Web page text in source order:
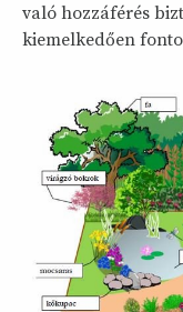
való hozzáférés
kiemelkedően